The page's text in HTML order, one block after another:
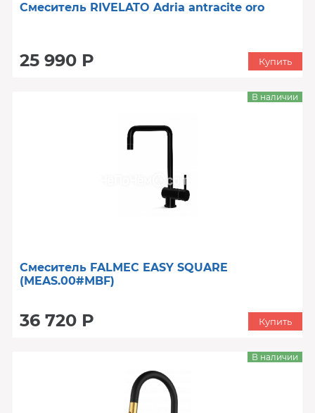
Смеситель RIVELATO Adria antracite oro
25 990 Р Купить
Смеситель FALMEC EASY SQUARE
(MEAS.00#MBF)
36 720 Р
В наличии
Купить
В наличии